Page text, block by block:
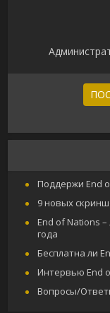
Поддержи End
9 новых
End of Nations
года
Бесплатна ли
Интервью End
Вопросы/